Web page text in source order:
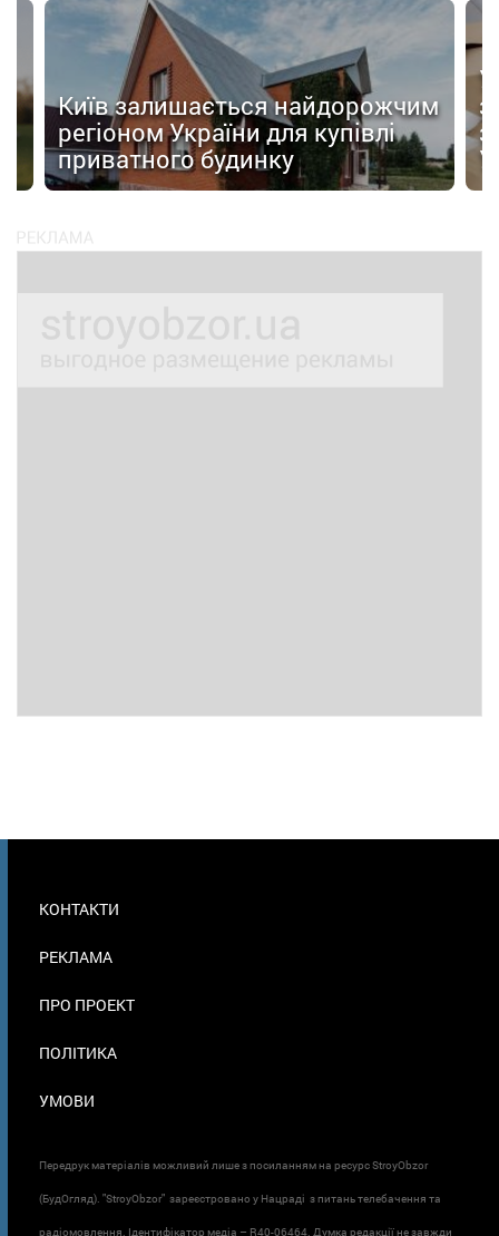
Київ залишається найдорожчим
регіоном України для купівлі
приватного будинку
У
В
КОНТАКТИ
РЕКЛАМА
ПРО ПРОЕКТ
ПОЛІТИКА
УМОВИ
Передрук матеріалів можливий лише з посиланням на ресурс StroyObzor
(БудОгляд). "StroyObzor" зареєстровано у Нацраді з питань телебачення та
радіомовлення. Ідентифікатор медіа – R40-06464. Думка редакції не завжди